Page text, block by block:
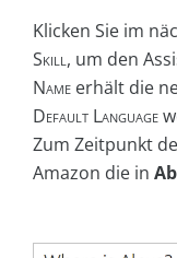
Klicken Sie im
Skill, um den
Name erhält die
Default Language
Zum Zeitpunkt
Amazon die in